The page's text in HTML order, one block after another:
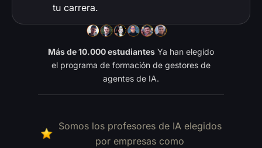
tu carrera.
Más de 10.000 estudiantes Ya han elegido
el programa de formación de gestores de
agentes de IA.
Somos los profesores de IA elegidos
por empresas como